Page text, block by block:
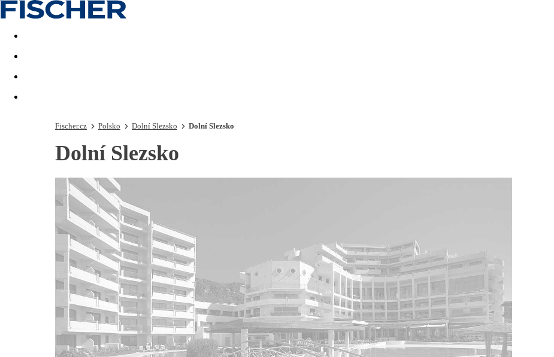
Akční nabídky Last minute
Fischer.cz Polsko Dolní Slezsko Dolní Slezsko
Dolní Slezsko